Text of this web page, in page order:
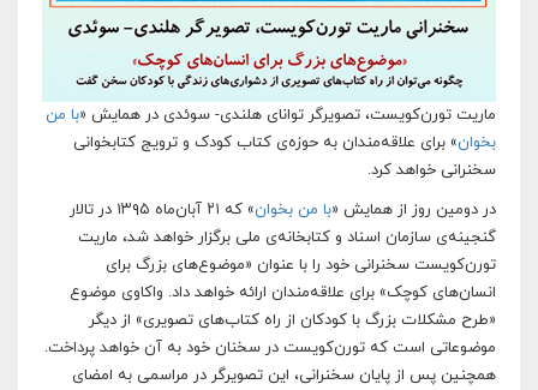
ماریت تورن‌کویست، تصویرگر توانای هلندی- سوئدی در همایش «با من
بخوان» برای علاقه‌مندان به حوزه‌ی کتاب کودک و ترویج کتابخوانی
سخنرانی خواهد کرد.
در دومین روز از همایش «با من بخوان
» که ۲۱ آبان‌ماه ۱۳۹۵ در تالار
گنجینه‌ی سازمان اسناد و کتابخانه‌ی ملی برگزار خواهد شد، ماریت
تورن‌کویست سخنرانی خود را با عنوان «موضوع‌های بزرگ برای
انسان‌های کوچک» برای علاقه‌مندان ارائه خواهد داد. واکاوی موضوع
«طرح مشکلات بزرگ با کودکان از راه کتاب‌های تصویری» از دیگر
موضوعاتی است که تورن‌کویست در سخنان خود به آن خواهد پرداخت.
همچنین پس از پایان سخنرانی، این تصویرگر در مراسمی به امضای